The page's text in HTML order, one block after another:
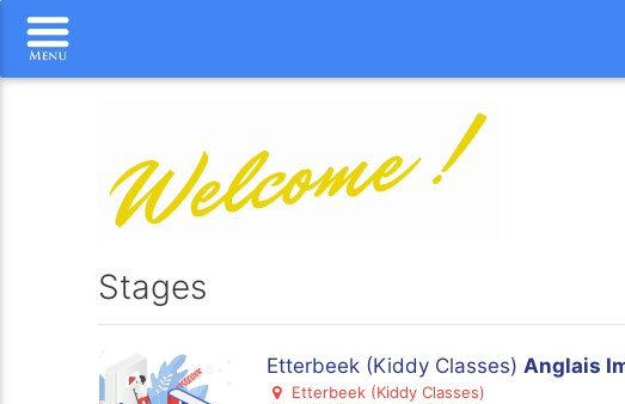
Stages
Etterbeek (Kiddy Classes)Anglais
Etterbeek (Kiddy Classes)